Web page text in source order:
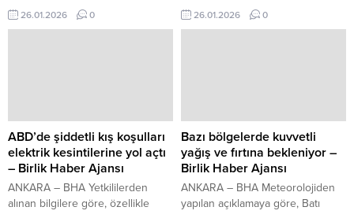
Ankara’nın batı bölgesinde
yükselen ve yatırımcıların dikkatini
yapmak isteyenlere önemli
fırsatlar sunuyor. TRinvest kalitesi
ile yükselmeye devam eden proje
yatırımcılarına 214 bağımsız bölüm
ve 40 bin metrekare...
26.01.2026 0
kararına tepki gösteren Bakoğlu,
maçın ilk faulünde bu denli ağır
Tarihi Başarı! İçeriği Görüntüle
Maçın 66. dakikasında Çaykur
Rizespor’un attığı golün ardından
VAR...
26.01.2026 0
ABD’de şiddetli kış koşulları
elektrik kesintilerine yol açtı
– Birlik Haber Ajansı
ANKARA – BHA Yetkililerden
alınan bilgilere göre, özellikle
Bazı bölgelerde kuvvetli
yağış ve fırtına bekleniyor –
Birlik Haber Ajansı
ANKARA – BHA Meteorolojiden
yapılan açıklamaya göre, Batı